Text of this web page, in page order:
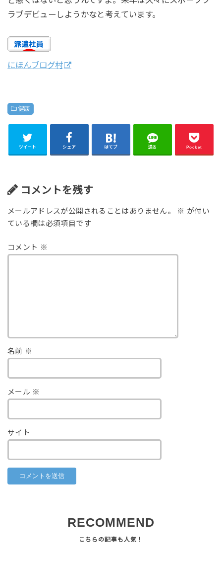
ラブデビューしようかなと考えています。
にほんブログ村
健康
ツイート シェア はてブ 送る Pocket
コメントを残す
メールアドレスが公開されることはありません。 ※ が付い
ている欄は必須項目です
コメント ※
名前 ※
メール ※
サイト
RECOMMEND